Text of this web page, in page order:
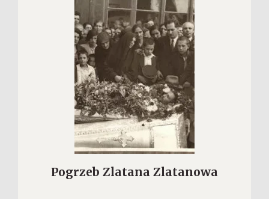
Pogrzeb Zlatana Zlatanowa